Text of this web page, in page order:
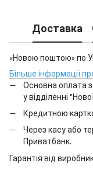
Доставка
«Новою поштою» по
Більше інформації
Основна оплата
у відділенні
Кредитною
Через касу або
Приватбанк.
Гарантія від